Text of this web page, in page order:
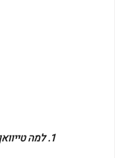
1. למה טייוואן?